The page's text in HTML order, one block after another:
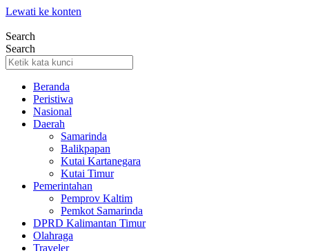
Lewati ke konten
Search
Search
Beranda
Peristiwa
Nasional
Daerah
Samarinda
Balikpapan
Kutai Kartanegara
Kutai Timur
Pemerintahan
Pemprov Kaltim
Pemkot Samarinda
DPRD Kalimantan Timur
Olahraga
Traveler